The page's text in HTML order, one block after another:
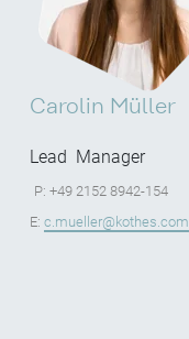
Carolin Müller
Lead Manager
P: +49 2152 8942-154
E: c.mueller@kothes.com